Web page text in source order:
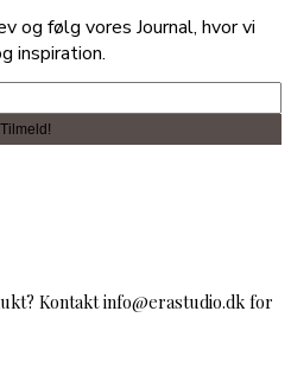
og følg vores Journal, hvor vi
inspiration.
Kontakt info@erastudio.dk for